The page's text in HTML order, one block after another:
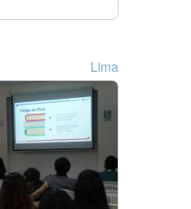
Lima